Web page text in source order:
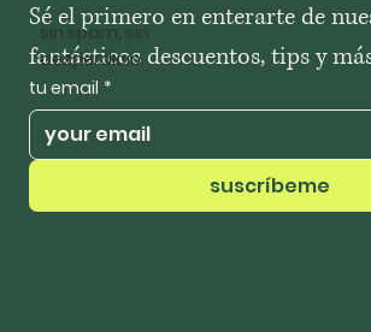
Sé el primero en enterarte de
fantásticos descuentos, tips y
tu email *
suscríbeme
sin spam, sin
desperdicio.